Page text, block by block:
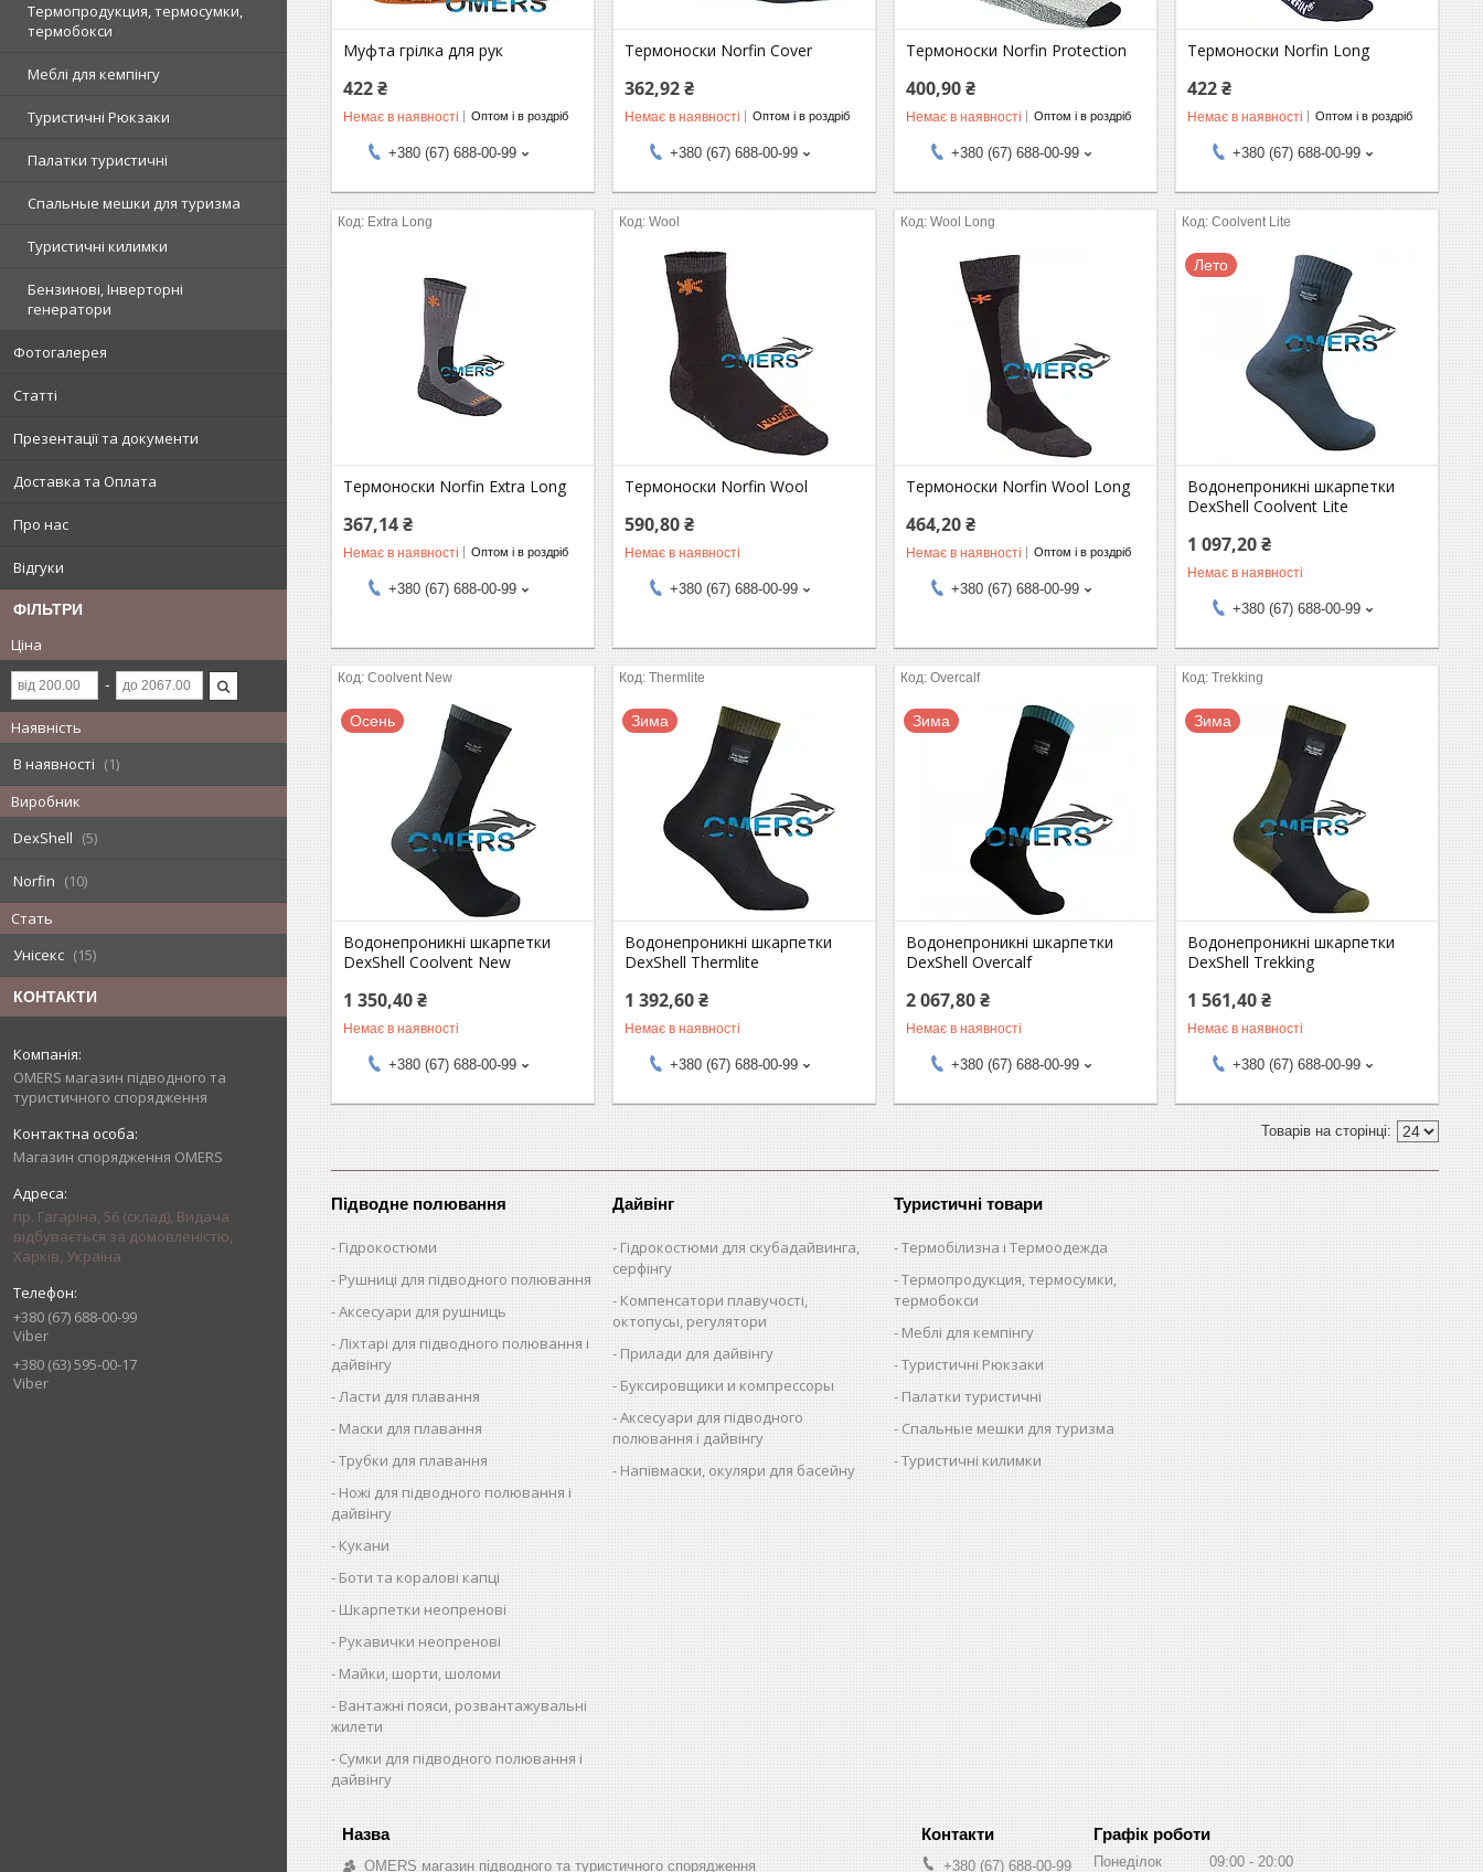
Термопродукция, термосумки,
термобокси
Меблі для кемпінгу
Туристичні Рюкзаки
Палатки туристичні
Спальные мешки для туризма
Туристичні килимки
Бензинові, Інверторні
генератори
Фотогалерея
Статті
Презентації та документи
Доставка та Оплата
Про нас
Відгуки
ФІЛЬТРИ
Ціна
Наявність
В наявності
1
Виробник
DexShell
5
Norfin
10
Стать
Унісекс
15
КОНТАКТИ
OMERS магазин підводного та
туристичного спорядження
Магазин спорядження OMERS
пр. Гагаріна, 56 (склад), Видача
відбувається за домовленістю,
Харків, Україна
+380 (67) 688-00-99
Viber
+380 (63) 595-00-17
Viber
Муфта грілка для рук
422 ₴
Немає в наявності Оптом і в роздріб
+380 (67) 688-00-99
Термоноски Norfin Cover
362,92 ₴
Немає в наявності Оптом і в роздріб
+380 (67) 688-00-99
Термоноски Norfin Protection
400,90 ₴
Немає в наявності Оптом і в роздріб
+380 (67) 688-00-99
Термоноски Norfin Long
422 ₴
Немає в наявності Оптом і в роздріб
+380 (67) 688-00-99
Extra Long
Термоноски Norfin Extra Long
367,14 ₴
Немає в наявності Оптом і в роздріб
+380 (67) 688-00-99
Wool
Термоноски Norfin Wool
590,80 ₴
Немає в наявності
+380 (67) 688-00-99
Wool Long
Термоноски Norfin Wool Long
464,20 ₴
Немає в наявності Оптом і в роздріб
+380 (67) 688-00-99
Coolvent Lite
Лето
Водонепроникні шкарпетки
DexShell Coolvent Lite
1 097,20 ₴
Немає в наявності
+380 (67) 688-00-99
Coolvent New
Осень
Водонепроникні шкарпетки
DexShell Coolvent New
1 350,40 ₴
Немає в наявності
+380 (67) 688-00-99
Thermlite
Зима
Водонепроникні шкарпетки
DexShell Thermlite
1 392,60 ₴
Немає в наявності
+380 (67) 688-00-99
Overcalf
Зима
Водонепроникні шкарпетки
DexShell Overcalf
2 067,80 ₴
Немає в наявності
+380 (67) 688-00-99
Trekking
Зима
Водонепроникні шкарпетки
DexShell Trekking
1 561,40 ₴
Немає в наявності
+380 (67) 688-00-99
Підводне полювання
Гідрокостюми
Рушниці для підводного полювання
Аксесуари для рушниць
Ліхтарі для підводного полювання і
дайвінгу
Ласти для плавання
Маски для плавання
Трубки для плавання
Ножі для підводного полювання і
дайвінгу
Кукани
Боти та коралові капці
Шкарпетки неопренові
Рукавички неопренові
Майки, шорти, шоломи
Вантажні пояси, розвантажувальні
жилети
Сумки для підводного полювання і
дайвінгу
Дайвінг
Гідрокостюми для скубадайвинга,
серфінгу
Компенсатори плавучості,
октопусы, регулятори
Прилади для дайвінгу
Буксировщики и компрессоры
Аксесуари для підводного
полювання і дайвінгу
Напівмаски, окуляри для басейну
Туристичні товари
Термобілизна і Термоодежда
Термопродукция, термосумки,
термобокси
Меблі для кемпінгу
Туристичні Рюкзаки
Палатки туристичні
Спальные мешки для туризма
Туристичні килимки
OMERS магазин підводного та туристичного спорядження +380 (67) 688-00-99
Графік роботи
Понеділок 09:00 20:00